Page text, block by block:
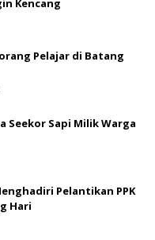
Kencang
Pelajar di Batang
Seekor Sapi Milik Warga
Pelantikan PPK
Hari